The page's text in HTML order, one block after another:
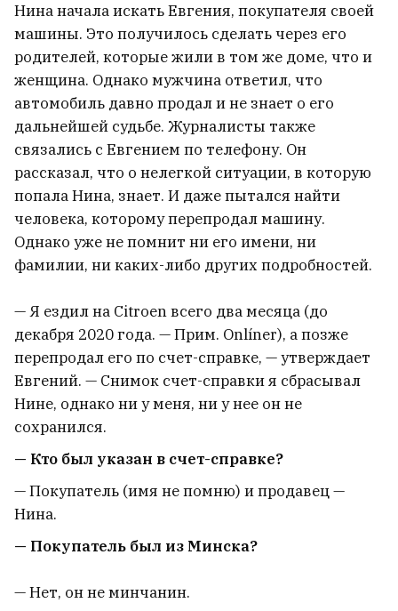
Нина начала искать Евгения, покупателя своей
машины. Это получилось сделать через его
родителей, которые жили в том же доме, что и
женщина. Однако мужчина ответил, что
автомобиль давно продал и не знает о его
дальнейшей судьбе. Журналисты также
связались с Евгением по телефону. Он
рассказал, что о нелегкой ситуации, в которую
попала Нина, знает. И даже пытался найти
человека, которому перепродал машину.
Однако уже не помнит ни его имени, ни
фамилии, ни каких-либо других подробностей.
— Я ездил на Citroen всего два месяца (до
декабря 2020 года. — Прим. Onlíner), а позже
перепродал его по счет-справке, — утверждает
Евгений. — Снимок счет-справки я сбрасывал
Нине, однако ни у меня, ни у нее он не
сохранился.
— Кто был указан в счет-справке?
— Покупатель (имя не помню) и продавец —
Нина.
— Покупатель был из Минска?
— Нет, он не минчанин.